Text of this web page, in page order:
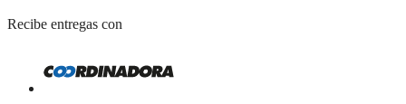
Recibe entregas con